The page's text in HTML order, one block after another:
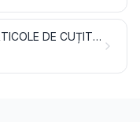
UNELTE ȘI SCULE, ARTICOLE DE CUȚITĂRIE ȘI TACÂMURI, DIN METALE COMUNE; PĂRȚI ALE ACESTOR ARTICOLE, DIN METALE COMUNE